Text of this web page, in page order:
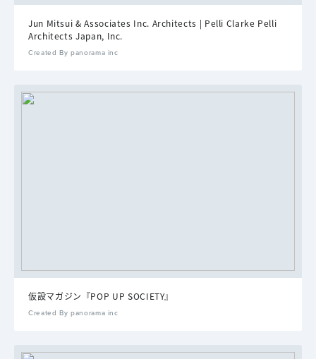
Jun Mitsui & Associates Inc. Architects | Pelli Clarke Pelli
Architects Japan, Inc.
Created By panorama inc
仮設マガジン『POP UP SOCIETY』
Created By panorama inc